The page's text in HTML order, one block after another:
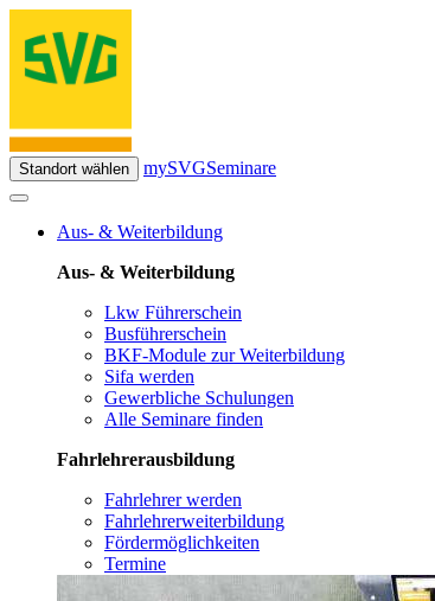
Standort wählen mySVGSeminare
Aus- & Weiterbildung
Aus- & Weiterbildung
Lkw Führerschein
Busführerschein
BKF-Module zur Weiterbildung
Sifa werden
Gewerbliche Schulungen
Alle Seminare finden
Fahrlehrerausbildung
Fahrlehrer werden
Fahrlehrerweiterbildung
Fördermöglichkeiten
Termine